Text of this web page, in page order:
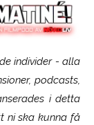
individer - alla
podcasts,
i detta
ni ska kunna få